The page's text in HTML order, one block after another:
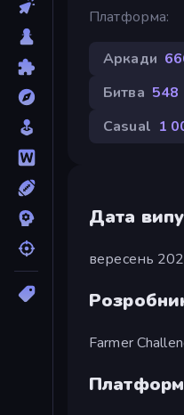
Платформа
Аркади
Битва 548
Casual 1
Дата
вересень
Farmer